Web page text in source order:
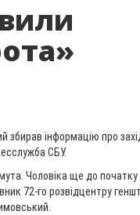
збирав інформацію про
СБУ.
Чоловіка ще до початку
72-го розвідцентру